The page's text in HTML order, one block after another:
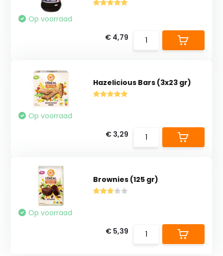
Op voorraad
€ 4,79
Hazelicious Bars (3x23 gr)
Op voorraad
€ 3,29
Brownies (125 gr)
Op voorraad
€ 5,39